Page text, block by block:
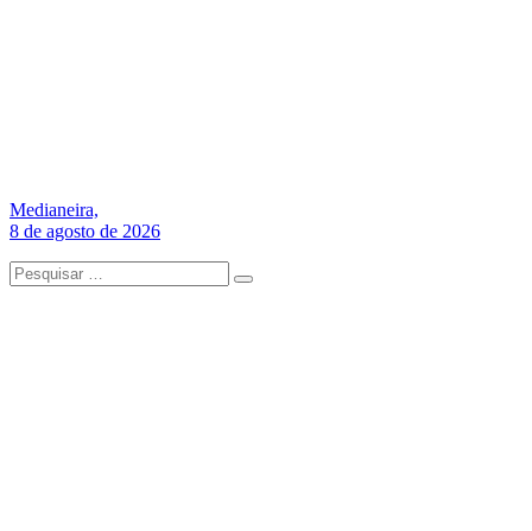
Medianeira,
8 de agosto de 2026